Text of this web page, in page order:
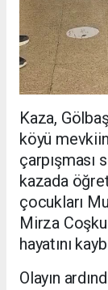
Kaza,
köyü
çarpışması
kazada
çocukları
Mirza
hayatını
Olayın